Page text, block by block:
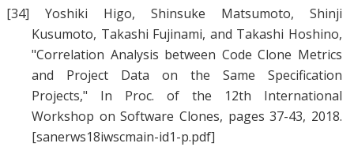
[34]
Yoshiki Higo, Shinsuke Matsumoto, Shinji
Kusumoto, Takashi Fujinami, and Takashi Hoshino,
"Correlation Analysis between Code Clone Metrics
and Project Data on the Same Specification
Projects," In Proc. of the 12th International
Workshop on Software Clones, pages 37-43, 2018.
[sanerws18iwscmain-id1-p.pdf]